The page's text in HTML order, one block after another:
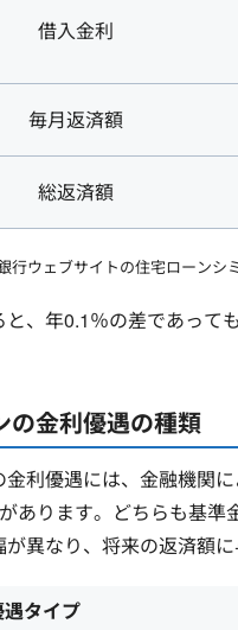
借入金利
毎月返済額
総返済額
行ウェブサイトの住宅ローンシ
と、年0.1％の差であって
の金利優遇の種類
金利優遇には、金融機関
あります。どちらも基準
異なり、将来の返済額
タイプ